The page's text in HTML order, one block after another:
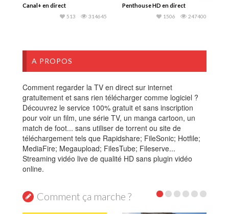
Canal+ en direct
314645
513
Penthouse HD en direct
247400
1506
A PROPOS
Comment regarder la TV en direct sur internet
gratuitement et sans rien télécharger comme logiciel ?
Découvrez le service 100% gratuit et sans inscription
pour voir un film, une série TV, un manga cartoon, un
match de foot... sans utiliser de torrent ou site de
téléchargement tels que Rapidshare; FileSonic; Hotfile;
MediaFire; Megaupload; FilesTube; Fileserve...
Streaming vidéo live de qualité HD sans plugin vidéo
online.
Comment ça marche ?